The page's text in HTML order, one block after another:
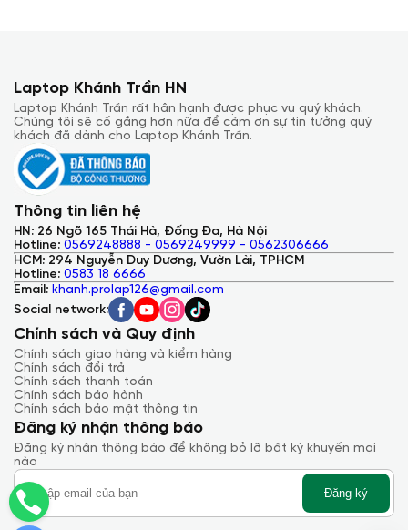
Laptop Khánh Trần HN
Laptop Khánh Trần rất hân hạnh được phục vụ quý khách.
Chúng tôi sẽ cố gắng hơn nữa để cảm ơn sự tin tưởng quý
khách đã dành cho Laptop Khánh Trần.
Thông tin liên hệ
HN: 26 Ngõ 165 Thái Hà, Đống Đa, Hà Nội
Hotline: 0569248888 - 0569249999 - 0562306666
HCM: 294 Nguyễn Duy Dương, Vườn Lài, TPHCM
Hotline: 0583 18 6666
Email: khanh.prolap126@gmail.com
Social network:
Chính sách và Quy định
Chính sách giao hàng và kiểm hàng
Chính sách đổi trả
Chính sách thanh toán
Chính sách bảo hành
Chính sách bảo mật thông tin
Đăng ký nhận thông báo
Đăng ký nhận thông báo để không bỏ lỡ bất kỳ khuyến mại
nào
Đăng ký